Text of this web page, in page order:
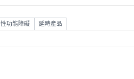
性功能障礙 延時產品